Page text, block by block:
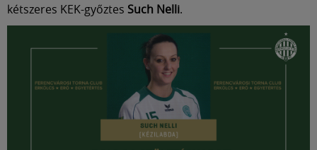
kétszeres KEK-győztes Such Nelli.
Múzeum